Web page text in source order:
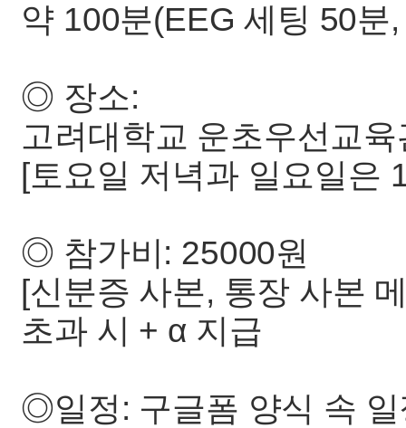
약 100분(EEG 세팅 50분
◎ 장소:
고려대학교 운초우선교
[토요일 저녁과 일요일은
◎ 참가비: 25000원
[신분증 사본, 통장 사본
초과 시 + α 지급
◎일정: 구글폼 양식 속